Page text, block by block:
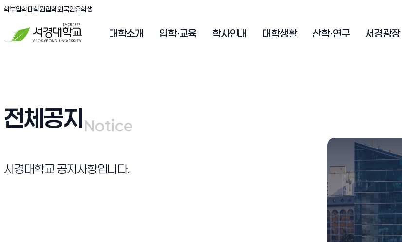
서경대학교
학부입학(새창 열림)
대학원입학(새창 열림)
외국인유학생(새창 열림)
대학소개 입학·교육 학사안내 대학생활 산학·연구 서경광장
전체공지 Notice
Notice
서경대학교 공지사항입니다.